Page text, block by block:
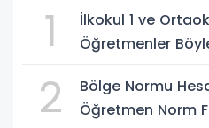
1
İlkokul 1 ve
Öğretmenler
2
Bölge Normu
Öğretmen Norm